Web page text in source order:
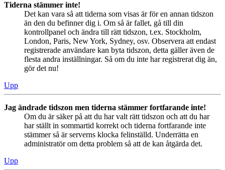
Tiderna stämmer inte!
Det kan vara så att tiderna som visas är för en annan tidszon
än den du befinner dig i. Om så är fallet, gå till din
kontrollpanel och ändra till rätt tidszon, t.ex. Stockholm,
London, Paris, New York, Sydney, osv. Observera att endast
registrerade användare kan byta tidszon, detta gäller även de
flesta andra inställningar. Så om du inte har registrerat dig än,
gör det nu!
Upp
Jag ändrade tidszon men tiderna stämmer fortfarande inte!
Om du är säker på att du har valt rätt tidszon och att du har
har ställt in sommartid korrekt och tiderna fortfarande inte
stämmer så är serverns klocka felinställd. Underrätta en
administratör om detta problem så att de kan åtgärda det.
Upp